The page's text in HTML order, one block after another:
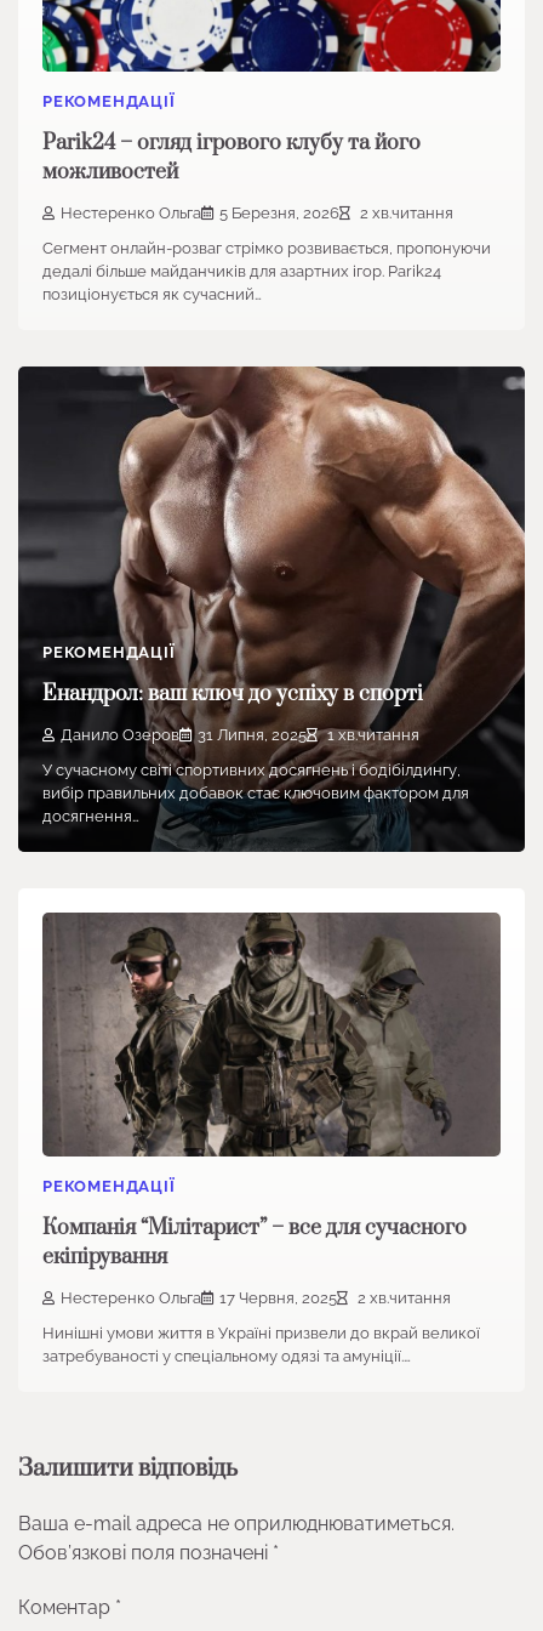
РЕКОМЕНДАЦІЇ
Parik24 – огляд ігрового клубу та його
можливостей
Нестеренко Ольга 5 Березня, 2026
2 хв.читання
Сегмент онлайн-розваг стрімко розвивається, пропонуючи
дедалі більше майданчиків для азартних ігор. Parik24
позиціонується як сучасний…
РЕКОМЕНДАЦІЇ
Енандрол: ваш ключ до успіху в спорті
Данило Озеров 31 Липня, 2025
1 хв.читання
У сучасному світі спортивних досягнень і бодібілдингу,
вибір правильних добавок стає ключовим фактором для
досягнення…
РЕКОМЕНДАЦІЇ
Компанія “Мілітарист” – все для сучасного
екіпірування
Нестеренко Ольга 17 Червня, 2025
2 хв.читання
Нинішні умови життя в Україні призвели до вкрай великої
затребуваності у спеціальному одязі та амуніції.…
Залишити відповідь
Ваша e-mail адреса не оприлюднюватиметься.
Обов’язкові поля позначені *
Коментар *